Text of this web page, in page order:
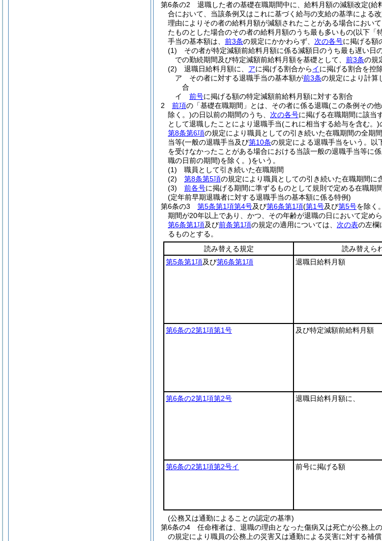
第6条の2
退職した者の基礎在職期間中に、給料月額の減額改定(給
合において、当該条例又はこれに基づく給与の支給の基準による
理由によりその者の給料月額が減額されたことがある場合におい
たものとした場合のその者の給料月額のうち最も多いもの(以下「
手当の基本額は、 前3条の規定にかかわらず、 次の各号に掲げる額
(1)
その者が特定減額前給料月額に係る減額日のうち最も遅い日
での勤続期間及び特定減額前給料月額を基礎として、 前3条の規
(2)
退職日給料月額に、 アに掲げる割合からイに掲げる割合を控
ア
その者に対する退職手当の基本額が前3条の規定により計算
合
イ
前号に掲げる額の特定減額前給料月額に対する割合
2
前項の「基礎在職期間」とは、その者に係る退職(この条例その
除く。)の日以前の期間のうち、 次の各号に掲げる在職期間に該当
として退職したことにより退職手当(これに相当する給与を含む。)
第8条第6項の規定により職員としての引き続いた在職期間の全期
当等(一般の退職手当及び第10条の規定による退職手当をいう。以
を受けなかったことがある場合における当該一般の退職手当等に
職の日前の期間)を除く。)をいう。
(1)
職員として引き続いた在職期間
(2)
第8条第5項の規定により職員としての引き続いた在職期間に
(3)
前各号に掲げる期間に準ずるものとして規則で定める在職期間
(定年前早期退職者に対する退職手当の基本額に係る特例)
第6条の3
第5条第1項第4号及び第6条第1項(第1号及び第5号を除く
期間が20年以上であり、かつ、その年齢が退職の日において定め
第6条第1項及び前条第1項の規定の適用については、 次の表の左欄
るものとする。
読み替える規定
読み替えら
第5条第1項及び第6条第1項 退職日給料月額
第6条の2第1項第1号
及び特定減額前給料月額
第6条の2第1項第2号
退職日給料月額に、
第6条の2第1項第2号イ
前号に掲げる額
(公務又は通勤によることの認定の基準)
第6条の4
任命権者は、退職の理由となった傷病又は死亡が公務上
の規定により職員の公務上の災害又は通勤による災害に対する補